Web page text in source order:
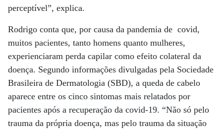
perceptível”, explica.
Rodrigo conta que, por causa da pandemia de covid,
muitos pacientes, tanto homens quanto mulheres,
experienciaram perda capilar como efeito colateral da
doença. Segundo informações divulgadas pela Sociedade
Brasileira de Dermatologia (SBD), a queda de cabelo
aparece entre os cinco sintomas mais relatados por
pacientes após a recuperação da covid-19. “Não só pelo
trauma da própria doença, mas pelo trauma da situação